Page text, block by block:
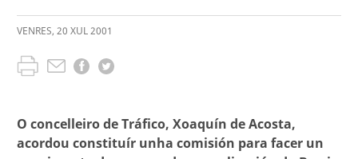
VENRES, 20 XUL2001
O concelleiro de Tráfico, Xoaquín de Acosta,
acordou constituír unha comisión para facer un